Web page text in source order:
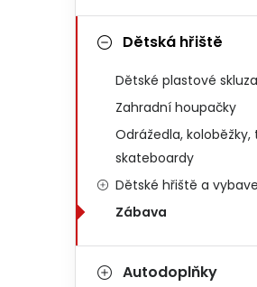
Dětská hřiště
Dětské plastové
Zahradní houpačky
Odrážedla, koloběžky,
skateboardy
Dětské hřiště a
Zábava
Autodoplňky